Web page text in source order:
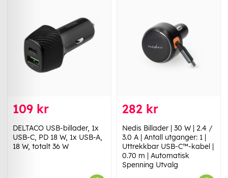
109 kr
DELTACO USB-billader, 1x
USB-C, PD 18 W, 1x USB-A,
18 W, totalt 36 W
282 kr
Nedis Billader | 30 W | 2.4 /
3.0 A | Antall utganger: 1 |
Uttrekkbar USB-C™-kabel |
0.70 m | Automatisk
Spenning Utvalg